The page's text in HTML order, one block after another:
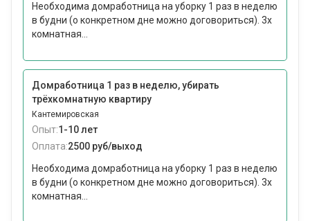
Необходима домработница на уборку 1 раз в неделю
в будни (о конкретном дне можно договориться). 3х
комнатная...
Домработница 1 раз в неделю, убирать
трёхкомнатную квартиру
Кантемировская
Опыт:1-10 лет
Оплата:2500 руб/выход
Необходима домработница на уборку 1 раз в неделю
в будни (о конкретном дне можно договориться). 3х
комнатная...